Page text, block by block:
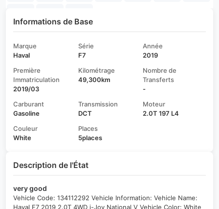
Informations de Base
Marque
Haval
Série
F7
Année
2019
Première
Immatriculation
2019/03
Kilométrage
49,300km
Nombre de
Transferts
-
Carburant
Gasoline
Transmission
DCT
Moteur
2.0T 197 L4
Couleur
White
Places
5places
Description de l'État
very good
Vehicle Code: 134112292 Vehicle Information: Vehicle Name:
Haval F7 2019 2.0T 4WD i-Joy National V Vehicle Color: White